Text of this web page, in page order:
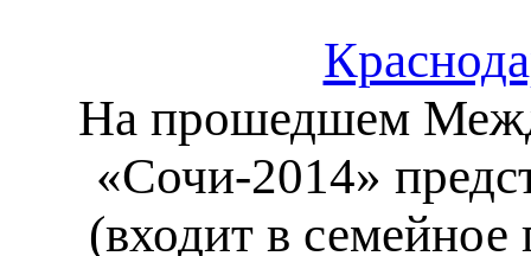
На прошедшем
«Сочи-2014»
(входит в